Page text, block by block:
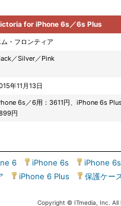
for iPhone 6s／6s Plus
・フロンティア
／Silver／Pink
年11月13日
6s／6用：3611円、iPhone 6s
円
6 iPhone 6s iPhone
iPhone 6 Plus 保護ケー
Copyright © ITmedia, Inc. All